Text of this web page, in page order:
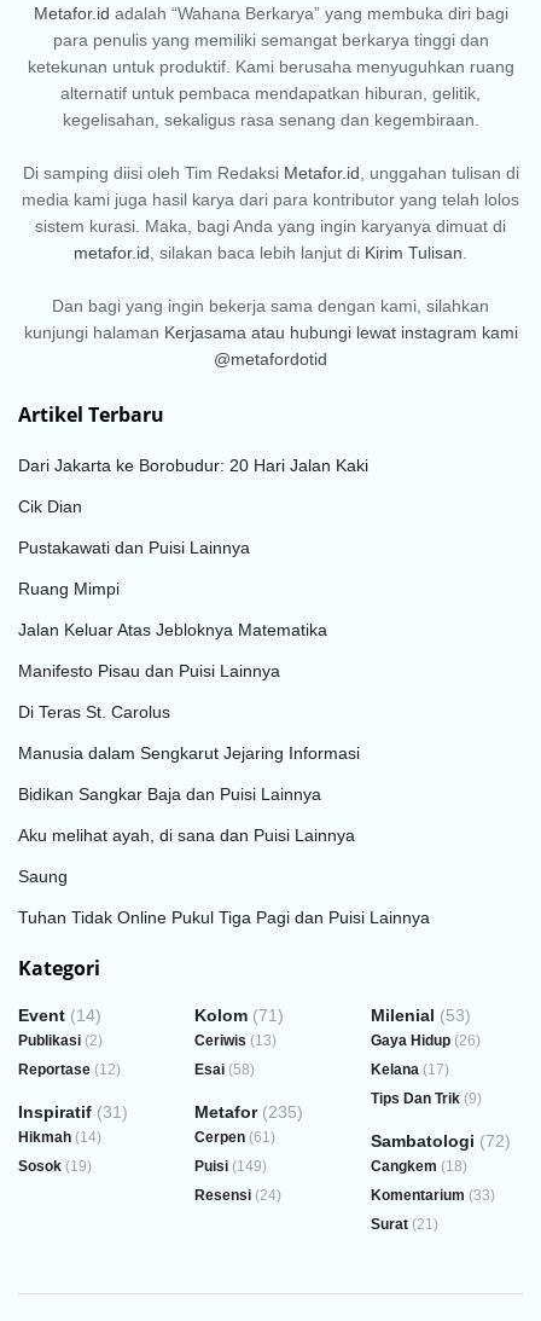
Metafor.id adalah “Wahana Berkarya” yang membuka diri bagi
para penulis yang memiliki semangat berkarya tinggi dan
ketekunan untuk produktif. Kami berusaha menyuguhkan ruang
alternatif untuk pembaca mendapatkan hiburan, gelitik,
kegelisahan, sekaligus rasa senang dan kegembiraan.
Di samping diisi oleh Tim Redaksi Metafor.id , unggahan tulisan di
media kami juga hasil karya dari para kontributor yang telah lolos
sistem kurasi. Maka, bagi Anda yang ingin karyanya dimuat di
metafor.id , silakan baca lebih lanjut di Kirim Tulisan
Dan bagi yang ingin bekerja sama dengan kami, silahkan
kunjungi halaman Kerjasama atau hubungi lewat instagram kami
@metafordotid
Artikel Terbaru
Dari Jakarta ke Borobudur: 20 Hari Jalan Kaki
Cik Dian
Pustakawati dan Puisi Lainnya
Ruang Mimpi
Jalan Keluar Atas Jebloknya Matematika
Manifesto Pisau dan Puisi Lainnya
Di Teras St. Carolus
Manusia dalam Sengkarut Jejaring Informasi
Bidikan Sangkar Baja dan Puisi Lainnya
Aku melihat ayah, di sana dan Puisi Lainnya
Saung
Tuhan Tidak Online Pukul Tiga Pagi dan Puisi Lainnya
Kategori
Event (14)
Publikasi (2)
Reportase (12)
Inspiratif (31)
Hikmah (14)
Sosok (19)
Kolom (71)
Ceriwis (13)
Esai (58)
Metafor(235)
Cerpen (61)
Puisi (149)
Resensi (24)
Milenial (53)
Gaya Hidup (26)
Kelana (17)
Tips Dan Trik (9)
Sambatologi (72)
Cangkem (18)
Komentarium (33)
Surat (21)